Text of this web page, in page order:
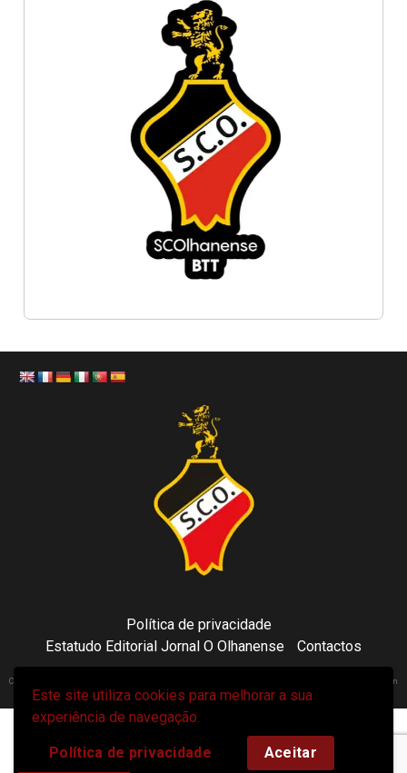
Este site utiliza cookies para melhorar a sua
experiência de navegação.
Política de privacidade Aceitar
Política de privacidade
Estatudo Editorial Jornal O Olhanense
Contactos
Copyright 2021 © Sporting Clube Olhanense - All rights reserved | Adapted by Tecni24.com | Hosted on
ToonsDomain.com |Newspherepor AF themes.